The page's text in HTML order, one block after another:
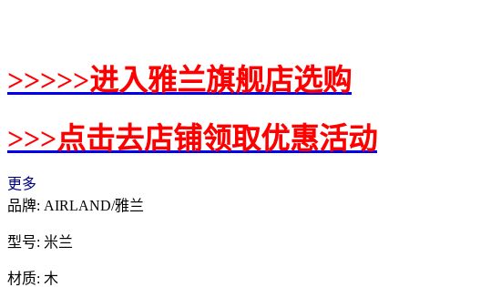
>>>>>进入雅兰旗舰店选购
>>>点击去店铺领取优惠活动
更多
品牌: AIRLAND/雅兰
型号: 米兰
材质: 木